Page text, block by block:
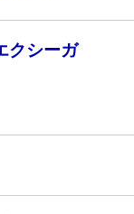
クシーガ